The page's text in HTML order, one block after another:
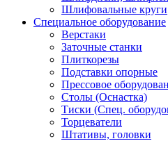
Шлифовальные круги
Специальное оборудование
Верстаки
Заточные станки
Плиткорезы
Подставки опорные
Прессовое
Столы (Оснастка)
Тиски (Спец.
Торцеватели
Штативы, головки